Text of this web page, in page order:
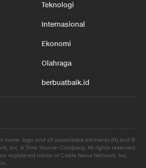
Teknologi
Internasional
Ekonomi
Olahraga
berbuatbaik.id
name, logo and all associated elements (R) and ©
Inc. A Time Warner Company. All rights reserved.
registered marks of Cable News Network, Inc.,